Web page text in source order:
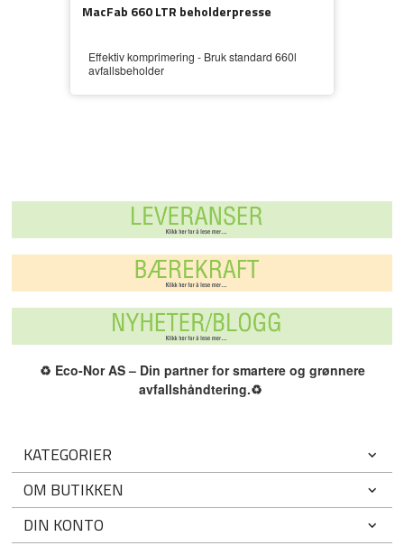
MacFab 660 LTR beholderpresse
Effektiv komprimering - Bruk standard 660l
avfallsbeholder
♻️ Eco-Nor AS – Din partner for smartere og grønnere
avfallshåndtering.♻️
KATEGORIER
OM BUTIKKEN
DIN KONTO